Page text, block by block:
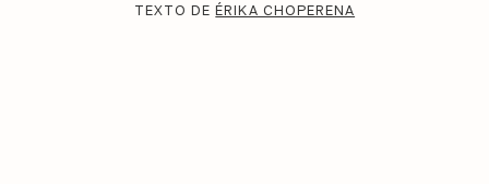
TEXTO DEÉRIKA CHOPERENA